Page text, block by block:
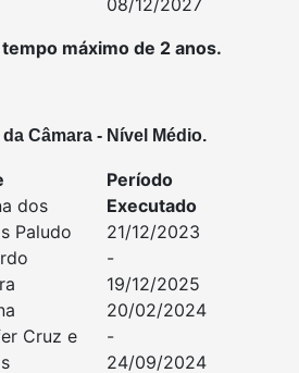
08/12/2027
máximo de 2 anos.
Câmara - Nível Médio.
dos
Paludo
Cruz e
Período
Executado
21/12/2023
-
19/12/2025
20/02/2024
-
24/09/2024